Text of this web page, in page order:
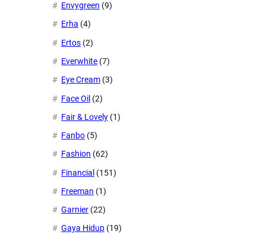
Envygreen (9)
Erha (4)
Ertos (2)
Everwhite (7)
Eye Cream (3)
Face Oil (2)
Fair & Lovely (1)
Fanbo (5)
Fashion (62)
Financial (151)
Freeman (1)
Garnier (22)
Gaya Hidup (19)